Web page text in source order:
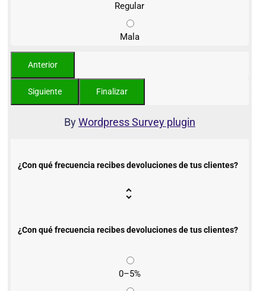
Regular
Mala
ByWordpress Survey plugin
¿Con qué frecuencia recibes devoluciones de tus clientes?
¿Con qué frecuencia recibes devoluciones de tus clientes?
0–5%